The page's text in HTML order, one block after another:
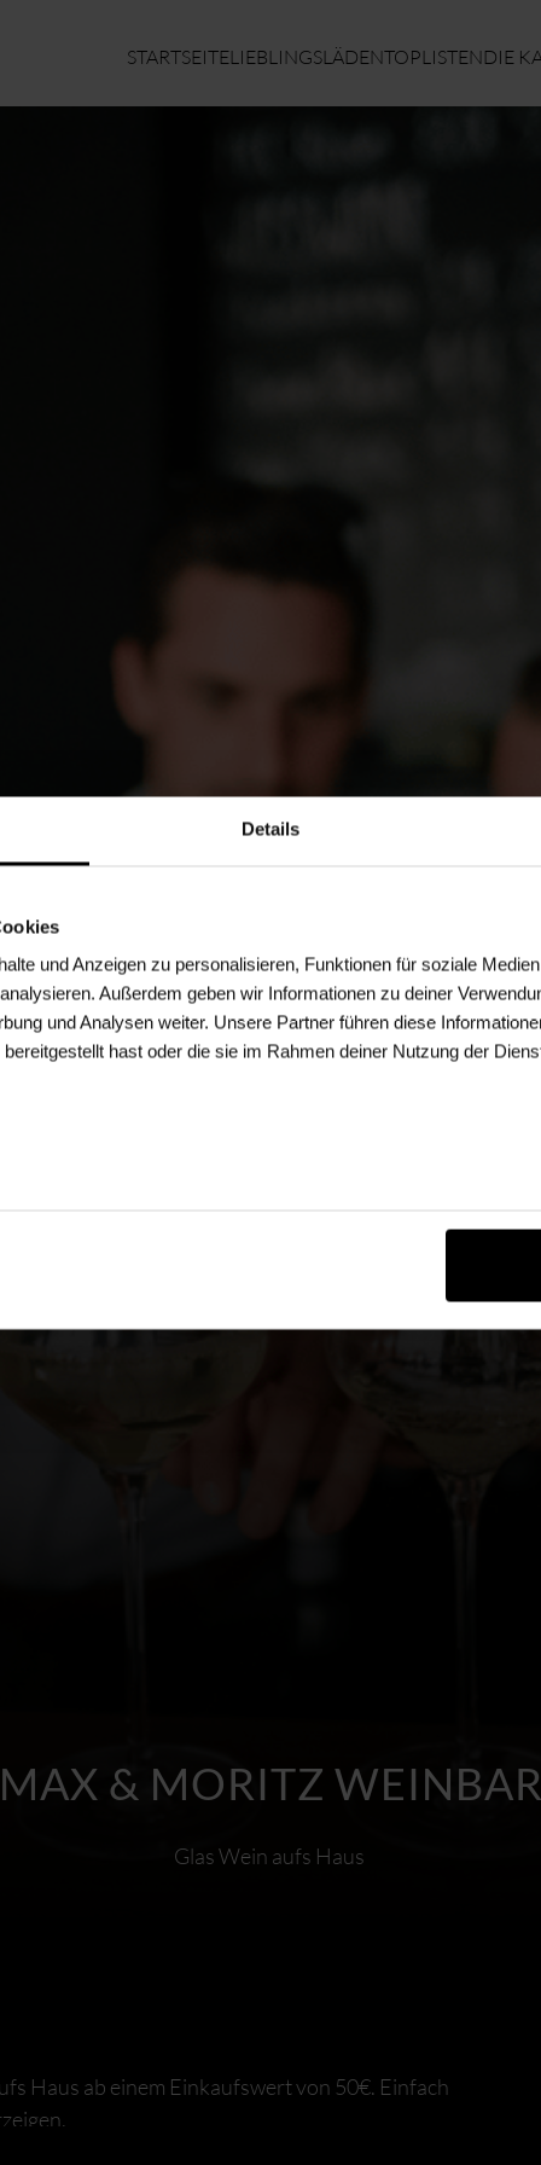
Details
und Anzeigen zu personalisieren, Funktionen für soziale
Außerdem geben wir Informationen zu deiner
und Analysen weiter. Unsere Partner führen diese
hast oder die sie im Rahmen deiner Nutzung der
STARTSEITELIEBLINGSLÄDENTOPLISTENDIE
& MORITZ
Glas Wein aufs Haus
Haus ab einem Einkaufswert von 50€. Einfach